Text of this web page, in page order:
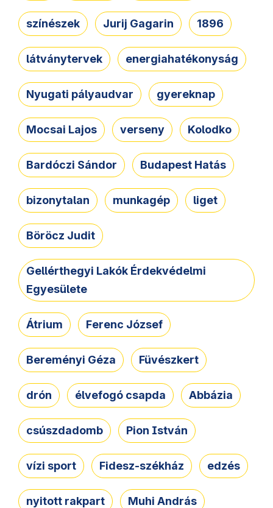
színészek Jurij Gagarin 1896
látványtervek energiahatékonyság
Nyugati pályaudvar gyereknap
Mocsai Lajos verseny Kolodko
Bardóczi Sándor Budapest Hatás
bizonytalan munkagép liget
Böröcz Judit
Gellérthegyi Lakók Érdekvédelmi
Egyesülete
Átrium Ferenc József
Bereményi Géza Füvészkert
drón élvefogó csapda Abbázia
csúszdadomb Pion István
vízi sport Fidesz-székház edzés
nyitott rakpart Muhi András